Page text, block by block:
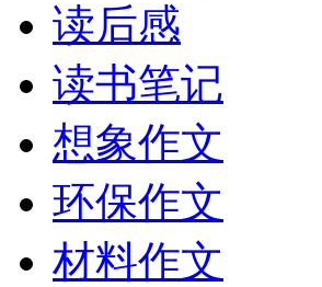
读后感
读书笔记
想象作文
环保作文
材料作文